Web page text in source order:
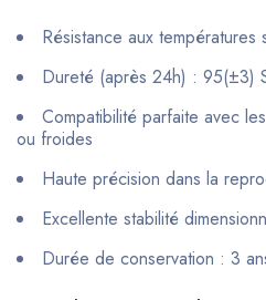
Résistance aux températures
Dureté (après 24h) : 95(±3)
Compatibilité parfaite avec
ou froides
Haute précision dans la
Excellente stabilité
Durée de conservation : 3